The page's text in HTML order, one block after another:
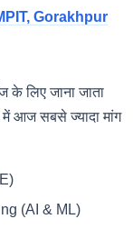
Gorakhpur
के लिए जाना जाता
आज सबसे ज्यादा मांग
(AI & ML)